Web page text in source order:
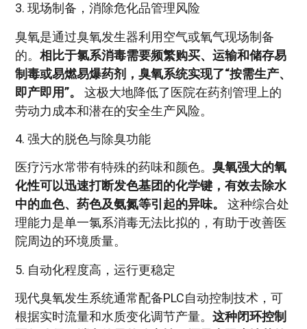
3. 现场制备，消除危化品管理风险
臭氧是通过臭氧发生器利用空气或氧气现场制备
的。 相比于氯系消毒需要频繁购买、运输和储存易
制毒或易燃易爆药剂，臭氧系统实现了“按需生产、
即产即用”。
这极大地降低了医院在药剂管理上的
劳动力成本和潜在的安全生产风险。
4. 强大的脱色与除臭功能
医疗污水常带有特殊的药味和颜色。 臭氧强大的氧
化性可以迅速打断发色基团的化学键，有效去除水
中的血色、药色及氨氮等引起的异味。
这种综合处
理能力是单一氯系消毒无法比拟的，有助于改善医
院周边的环境质量。
5. 自动化程度高，运行更稳定
现代臭氧发生系统通常配备PLC自动控制技术，可
根据实时流量和水质变化调节产量。 这种闭环控制